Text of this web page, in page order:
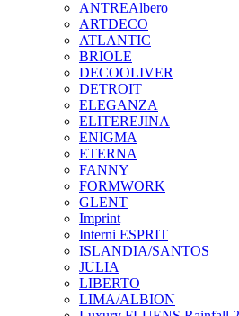
ANTREAlbero
ARTDECO
ATLANTIC
BRIOLE
DECOOLIVER
DETROIT
ELEGANZA
ELITEREJINA
ENIGMA
ETERNA
FANNY
FORMWORK
GLENT
Imprint
Interni ESPRIT
ISLANDIA/SANTOS
JULIA
LIBERTO
LIMA/ALBION